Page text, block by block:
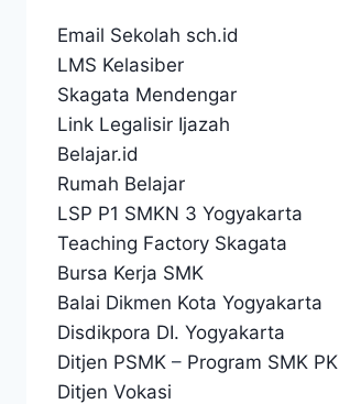
Email Sekolah sch.id
LMS Kelasiber
Skagata Mendengar
Link Legalisir Ijazah
Belajar.id
Rumah Belajar
LSP P1 SMKN 3 Yogyakarta
Teaching Factory Skagata
Bursa Kerja SMK
Balai Dikmen Kota Yogyakarta
Disdikpora DI. Yogyakarta
Ditjen PSMK – Program SMK PK
Ditjen Vokasi